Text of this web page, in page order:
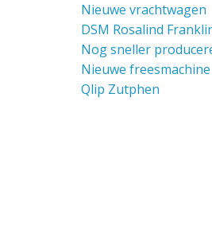
Nieuwe vrachtwagen
DSM Rosalind
Nog sneller
Nieuwe freesmachine
Qlip Zutphen